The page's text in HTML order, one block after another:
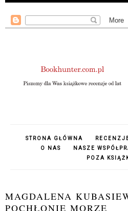
STRONA GŁÓWNA
O NAS
NASZE
POZA
MAGDALENA
POCHŁONIE MORZE